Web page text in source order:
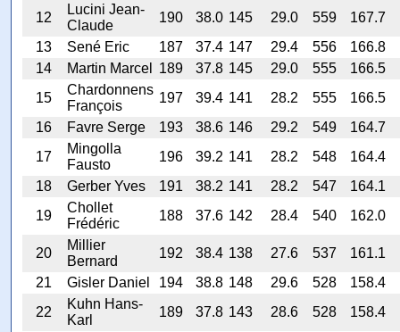
12
Lucini Jean-
Claude
190 38.0 145 29.0 559 167.7
13
Sené Eric 187 37.4 147 29.4 556 166.8
14
Martin Marcel 189 37.8 145 29.0 555 166.5
15
Chardonnens
François
197 39.4 141 28.2 555 166.5
16
Favre Serge 193 38.6 146 29.2 549 164.7
17
Mingolla
Fausto
196 39.2 141 28.2 548 164.4
18
Gerber Yves 191 38.2 141 28.2 547 164.1
19
Chollet
Frédéric
188 37.6 142 28.4 540 162.0
20
Millier
Bernard
192 38.4 138 27.6 537 161.1
21
Gisler Daniel 194 38.8 148 29.6 528 158.4
22
Kuhn Hans-
Karl
189 37.8 143 28.6 528 158.4